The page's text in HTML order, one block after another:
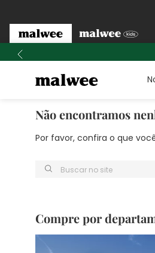
Não encontramos
Por favor, confira o que
Buscar no site
Compre por